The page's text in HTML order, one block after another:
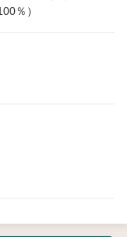
％）